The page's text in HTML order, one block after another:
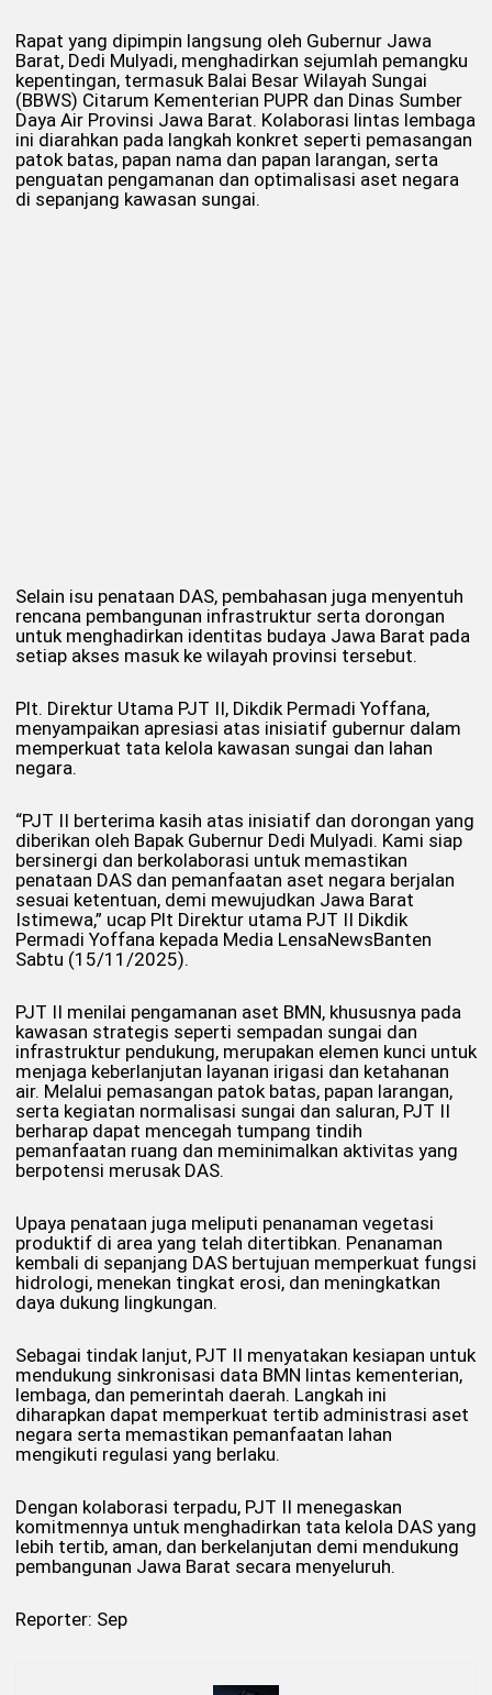
Rapat yang dipimpin langsung oleh Gubernur Jawa
Barat, Dedi Mulyadi, menghadirkan sejumlah pemangku
kepentingan, termasuk Balai Besar Wilayah Sungai
(BBWS) Citarum Kementerian PUPR dan Dinas Sumber
Daya Air Provinsi Jawa Barat. Kolaborasi lintas lembaga
ini diarahkan pada langkah konkret seperti pemasangan
patok batas, papan nama dan papan larangan, serta
penguatan pengamanan dan optimalisasi aset negara
di sepanjang kawasan sungai.
Selain isu penataan DAS, pembahasan juga menyentuh
rencana pembangunan infrastruktur serta dorongan
untuk menghadirkan identitas budaya Jawa Barat pada
setiap akses masuk ke wilayah provinsi tersebut.
Plt. Direktur Utama PJT II, Dikdik Permadi Yoffana,
menyampaikan apresiasi atas inisiatif gubernur dalam
memperkuat tata kelola kawasan sungai dan lahan
negara.
“PJT II berterima kasih atas inisiatif dan dorongan yang
diberikan oleh Bapak Gubernur Dedi Mulyadi. Kami siap
bersinergi dan berkolaborasi untuk memastikan
penataan DAS dan pemanfaatan aset negara berjalan
sesuai ketentuan, demi mewujudkan Jawa Barat
Istimewa,” ucap Plt Direktur utama PJT II Dikdik
Permadi Yoffana kepada Media LensaNewsBanten
Sabtu (15/11/2025).
PJT II menilai pengamanan aset BMN, khususnya pada
kawasan strategis seperti sempadan sungai dan
infrastruktur pendukung, merupakan elemen kunci untuk
menjaga keberlanjutan layanan irigasi dan ketahanan
air. Melalui pemasangan patok batas, papan larangan,
serta kegiatan normalisasi sungai dan saluran, PJT II
berharap dapat mencegah tumpang tindih
pemanfaatan ruang dan meminimalkan aktivitas yang
berpotensi merusak DAS.
Upaya penataan juga meliputi penanaman vegetasi
produktif di area yang telah ditertibkan. Penanaman
kembali di sepanjang DAS bertujuan memperkuat fungsi
hidrologi, menekan tingkat erosi, dan meningkatkan
daya dukung lingkungan.
Sebagai tindak lanjut, PJT II menyatakan kesiapan untuk
mendukung sinkronisasi data BMN lintas kementerian,
lembaga, dan pemerintah daerah. Langkah ini
diharapkan dapat memperkuat tertib administrasi aset
negara serta memastikan pemanfaatan lahan
mengikuti regulasi yang berlaku.
Dengan kolaborasi terpadu, PJT II menegaskan
komitmennya untuk menghadirkan tata kelola DAS yang
lebih tertib, aman, dan berkelanjutan demi mendukung
pembangunan Jawa Barat secara menyeluruh.
Reporter: Sep